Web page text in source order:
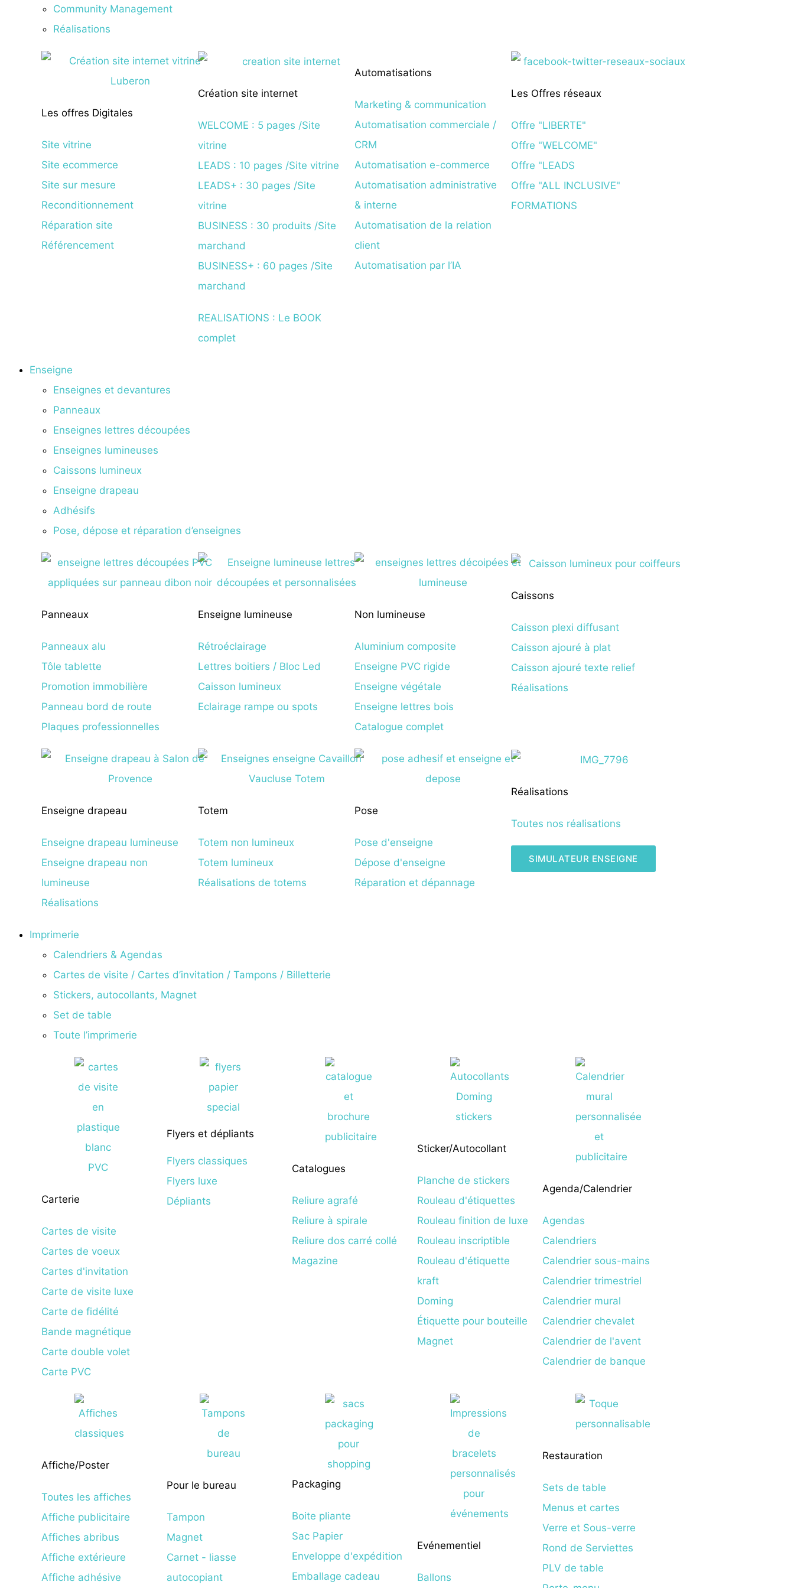
Community Management
Réalisations
Les offres Digitales
Site vitrine
Site ecommerce
Site sur mesure
Reconditionnement
Réparation site
Référencement
Création site internet
WELCOME : 5 pages /Site
vitrine
LEADS : 10 pages /Site vitrine
LEADS+ : 30 pages /Site
vitrine
BUSINESS : 30 produits /Site
marchand
BUSINESS+ : 60 pages /Site
marchand
REALISATIONS : Le BOOK
complet
Automatisations
Marketing & communication
Automatisation commerciale /
CRM
Automatisation e-commerce
Automatisation administrative
& interne
Automatisation de la relation
client
Automatisation par l’IA
Les Offres réseaux
Offre "LIBERTE"
Offre "WELCOME"
Offre "LEADS
Offre "ALL INCLUSIVE"
FORMATIONS
Enseigne
Enseignes et devantures
Panneaux
Enseignes lettres découpées
Enseignes lumineuses
Caissons lumineux
Enseigne drapeau
Adhésifs
Pose, dépose et réparation d’enseignes
Panneaux
Panneaux alu
Tôle tablette
Promotion immobilière
Panneau bord de route
Plaques professionnelles
Enseigne lumineuse
Rétroéclairage
Lettres boitiers / Bloc Led
Caisson lumineux
Eclairage rampe ou spots
Non lumineuse
Aluminium composite
Enseigne PVC rigide
Enseigne végétale
Enseigne lettres bois
Catalogue complet
Caissons
Caisson plexi diffusant
Caisson ajouré à plat
Caisson ajouré texte relief
Réalisations
Enseigne drapeau
Enseigne drapeau lumineuse
Enseigne drapeau non
lumineuse
Réalisations
Totem
Totem non lumineux
Totem lumineux
Réalisations de totems
Pose
Pose d'enseigne
Dépose d'enseigne
Réparation et dépannage
Réalisations
Toutes nos réalisations
SIMULATEUR ENSEIGNE
Imprimerie
Calendriers & Agendas
Cartes de visite / Cartes d’invitation / Tampons / Billetterie
Stickers, autocollants, Magnet
Set de table
Toute l’imprimerie
Carterie
Cartes de visite
Cartes de voeux
Cartes d'invitation
Carte de visite luxe
Carte de fidélité
Bande magnétique
Carte double volet
Carte PVC
Flyers et dépliants
Flyers classiques
Flyers luxe
Dépliants
Catalogues
Reliure agrafé
Reliure à spirale
Reliure dos carré collé
Magazine
Sticker/Autocollant
Planche de stickers
Rouleau d'étiquettes
Rouleau finition de luxe
Rouleau inscriptible
Rouleau d'étiquette
kraft
Doming
Étiquette pour bouteille
Magnet
Agenda/Calendrier
Agendas
Calendriers
Calendrier sous-mains
Calendrier trimestriel
Calendrier mural
Calendrier chevalet
Calendrier de l'avent
Calendrier de banque
Affiche/Poster
Toutes les affiches
Affiche publicitaire
Affiches abribus
Affiche extérieure
Affiche adhésive
Pour le bureau
Tampon
Magnet
Carnet - liasse
autocopiant
Packaging
Boite pliante
Sac Papier
Enveloppe d'expédition
Emballage cadeau
Evénementiel
Ballons
Restauration
Sets de table
Menus et cartes
Verre et Sous-verre
Rond de Serviettes
PLV de table